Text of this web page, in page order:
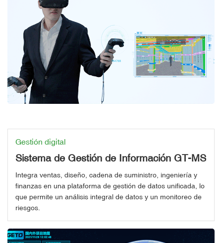
Sistema de Gestión de Información GT-MS
Gestión digital
Integra ventas, diseño, cadena de suministro, ingeniería y
finanzas en una plataforma de gestión de datos unificada, lo
que permite un análisis integral de datos y un monitoreo de
riesgos.